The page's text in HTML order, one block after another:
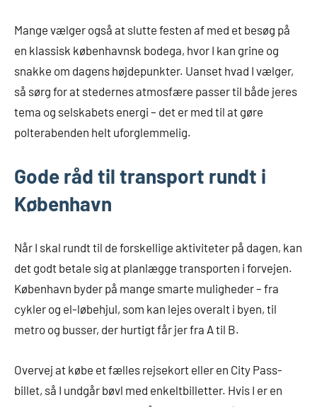
Mange vælger også at slutte festen af med et besøg på
en klassisk københavnsk bodega, hvor I kan grine og
snakke om dagens højdepunkter. Uanset hvad I vælger,
så sørg for at stedernes atmosfære passer til både jeres
tema og selskabets energi – det er med til at gøre
polterabenden helt uforglemmelig.
Gode råd til transport rundt i
København
Når I skal rundt til de forskellige aktiviteter på dagen, kan
det godt betale sig at planlægge transporten i forvejen.
København byder på mange smarte muligheder – fra
cykler og el-løbehjul, som kan lejes overalt i byen, til
metro og busser, der hurtigt får jer fra A til B.
Overvej at købe et fælles rejsekort eller en City Pass-
billet, så I undgår bøvl med enkeltbilletter. Hvis I er en